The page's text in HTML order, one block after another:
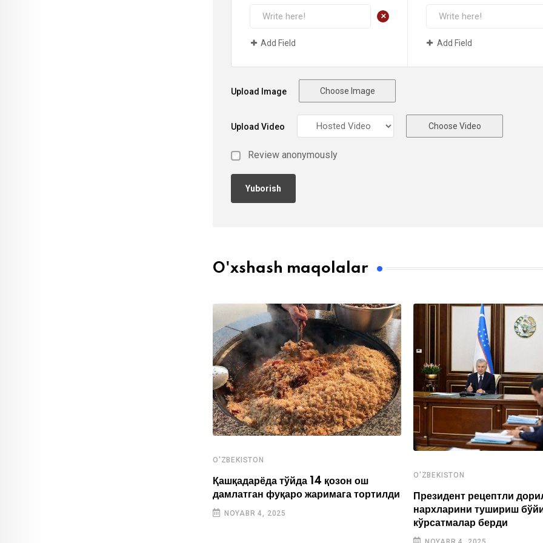
+
Add Field Add Field
Upload Image Choose Image
Upload Video Choose Video
Review anonymously
O'xshash maqolalar
O'ZBEKISTON
Қашқадарёда тўйда 14 қозон ош
дамлатган фуқаро жаримага тортилди
NOYABR 4, 2025
O'ZBEKISTON
Президент рецептли
нархларини тушириш
кўрсатмалар берди